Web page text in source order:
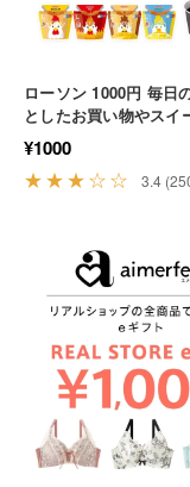
ローソン 1000円 毎日
としたお買い物やスイ
える便利なデジタル券
買い物 休憩
¥1000
★★★☆☆ 3.4